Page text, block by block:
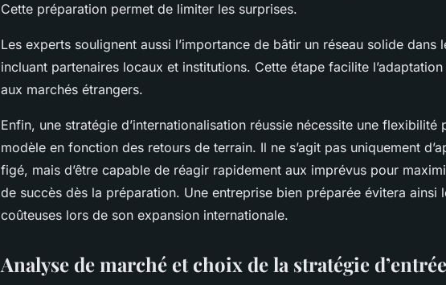
Cette préparation permet de limiter les surprises.
Les experts soulignent aussi l’importance de bâtir un réseau solide dans
incluant partenaires locaux et institutions. Cette étape facilite l’adaptation
aux marchés étrangers.
Enfin, une stratégie d’internationalisation réussie nécessite une flexibilité
modèle en fonction des retours de terrain. Il ne s’agit pas uniquement
figé, mais d’être capable de réagir rapidement aux imprévus pour
de succès dès la préparation. Une entreprise bien préparée évitera ainsi
coûteuses lors de son expansion internationale.
Analyse de marché et choix de la stratégie d’entrée